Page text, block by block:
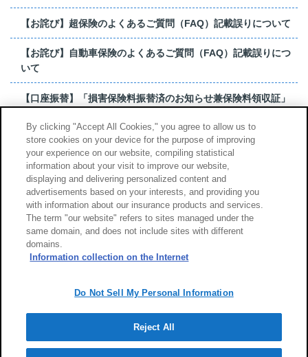
【お詫び】超保険のよくあるご質問（FAQ）記載誤りについて
【お詫び】自動車保険のよくあるご質問（FAQ）記載誤りにつ
いて
【口座振替】「損害保険料振替済のお知らせ兼保険料領収証」
【お詫び】超保険のよくあるご質問（FAQ）記載誤りについて
もっと見る
サイトのご利用について
勧誘方針
Copyright (c) Tokio Marine & Nichido Fire Insurance Co., Ltd.
By clicking "Accept All Cookies," you agree to allow us to
store cookies on your device for the purpose of improving
your experience on our website, compiling statistical
information about your visit to improve our website,
displaying and delivering personalized content and
advertisements based on your interests, and providing you
with information about our insurance products and services.
The term "our website" refers to sites managed under the
same domain, and does not include sites with different
domains.
Information collection on the Internet
Do Not Sell My Personal Information
Reject All